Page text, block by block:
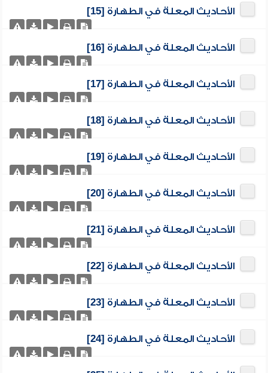
الأحاديث المعلة في الطهارة [15]
الأحاديث المعلة في الطهارة [16]
الأحاديث المعلة في الطهارة [17]
الأحاديث المعلة في الطهارة [18]
الأحاديث المعلة في الطهارة [19]
الأحاديث المعلة في الطهارة [20]
الأحاديث المعلة في الطهارة [21]
الأحاديث المعلة في الطهارة [22]
الأحاديث المعلة في الطهارة [23]
الأحاديث المعلة في الطهارة [24]